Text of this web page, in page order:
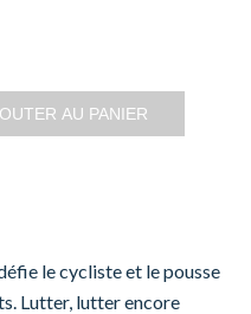
AU PANIER
le cycliste et le pousse
Lutter, lutter encore